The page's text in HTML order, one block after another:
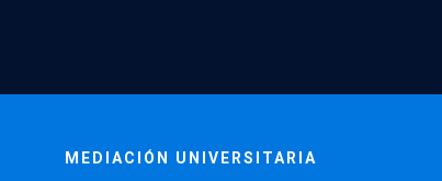
MEDIACIÓN UNIVERSITARIA